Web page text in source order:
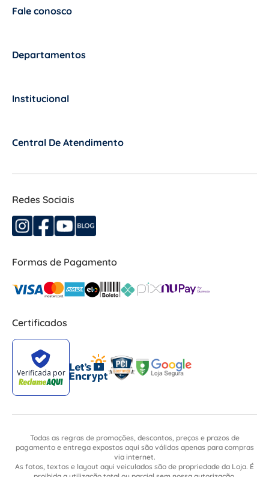
Fale conosco
Departamentos
Institucional
Central De Atendimento
Redes Sociais
Formas de Pagamento
Certificados
Todas as regras de promoções, descontos, preços e prazos de
pagamento e entrega expostos aqui são válidos apenas para compras
via internet.
As fotos, textos e layout aqui veiculados são de propriedade da Loja. É